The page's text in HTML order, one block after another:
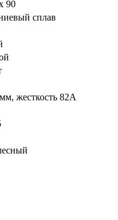
90
сплав
жесткость 82А